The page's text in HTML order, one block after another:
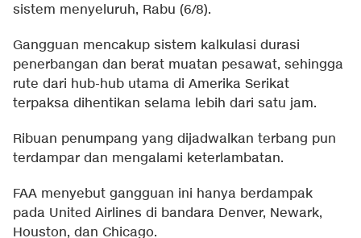
sistem menyeluruh, Rabu (6/8).
Gangguan mencakup sistem kalkulasi durasi
penerbangan dan berat muatan pesawat, sehingga
rute dari hub-hub utama di Amerika Serikat
terpaksa dihentikan selama lebih dari satu jam.
Ribuan penumpang yang dijadwalkan terbang pun
terdampar dan mengalami keterlambatan.
FAA menyebut gangguan ini hanya berdampak
pada United Airlines di bandara Denver, Newark,
Houston, dan Chicago.